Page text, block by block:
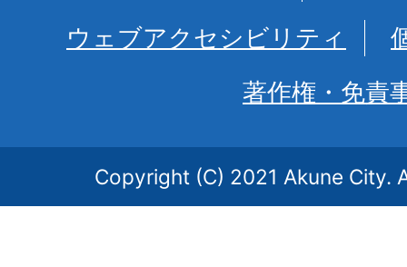
ウェブアクセシビリティ
著作権・免責
Copyright (C) 2021 Akune City.